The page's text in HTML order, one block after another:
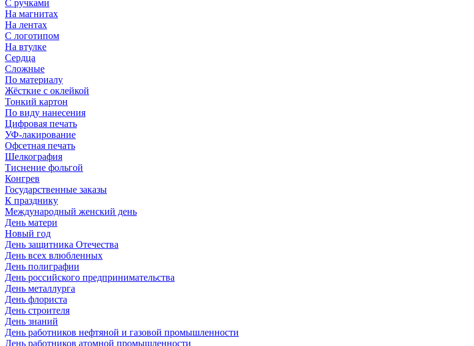
С ручками
На магнитах
На лентах
С логотипом
На втулке
Сердца
Сложные
По материалу
Жёсткие с оклейкой
Тонкий картон
По виду нанесения
Цифровая печать
УФ-лакирование
Офсетная печать
Шелкография
Тиснение фольгой
Конгрев
Государственные заказы
К празднику
Международный женский день
День матери
Новый год
День защитника Отечества
День всех влюбленных
День полиграфии
День российского предпринимательства
День металлурга
День флориста
День строителя
День знаний
День работников нефтяной и газовой промышленности
День работников атомной промышленности